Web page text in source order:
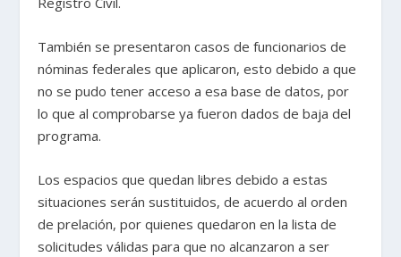
También se presentaron casos de funcionarios de
nóminas federales que aplicaron, esto debido a que
no se pudo tener acceso a esa base de datos, por
lo que al comprobarse ya fueron dados de baja del
programa.
Los espacios que quedan libres debido a estas
situaciones serán sustituidos, de acuerdo al orden
de prelación, por quienes quedaron en la lista de
solicitudes válidas para que no alcanzaron a ser